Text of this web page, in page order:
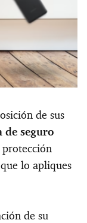
de sus
de seguro
protección
lo apliques
de su